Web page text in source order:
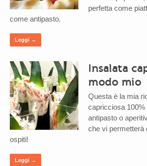
perfetta come
come antipasto.
Leggi →
Insalata
modo mio
Questa è la mia
capricciosa 100%
antipasto o
che vi permetterà
ospiti!
Leggi →